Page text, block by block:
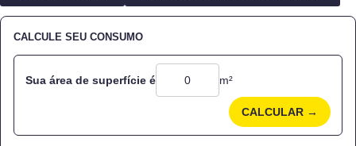
CALCULE SEU CONSUMO
Sua área de superfície é m²
CALCULAR →